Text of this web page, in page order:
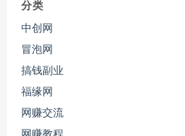
分类
中创网
冒泡网
搞钱副业
福缘网
网赚交流